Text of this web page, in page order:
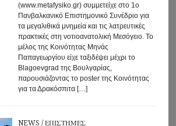
(www.metafysiko.gr) συμμετείχε στο 1ο
Πανβαλκανικό Επιστημονικό Συνέδριο για
τα μεγαλιθικά μνημεία και τις λατρευτικές
πρακτικές στη νοτιοανατολική Μεσόγειο. Το
μέλος της Κοινότητας Μηνάς
Παπαγεωργίου είχε ταξιδέψει μέχρι το
Blagoevgrad της Βουλγαρίας,
παρουσιάζοντας το poster της Κοινότητας
για τα Δρακόσπιτα […]
NEWS /ΕΠΙΣΤΗΜΕΣ